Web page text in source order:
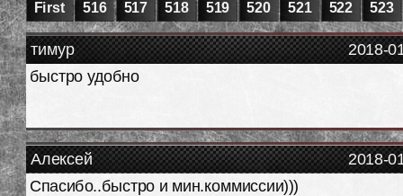
First 516 517 518 519 520 521 522 523
2018-
тимур
быстро удобно
2018-
Алексей
Спасибо..быстро и мин.коммиссии)))